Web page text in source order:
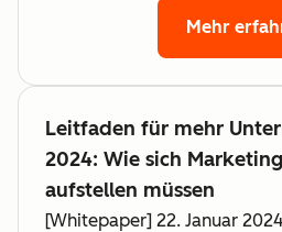
Mehr
Leitfaden für mehr
2024: Wie sich
aufstellen müssen
[Whitepaper] 22. Januar 2024